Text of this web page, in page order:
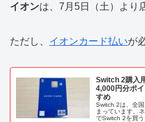
イオンは、7月5日（土）より
ただし、 イオンカード払いが
Switch 2購入
4,000円分ポ
すめ
Switch 2は、全
まっています。
でSwitch 2を買う